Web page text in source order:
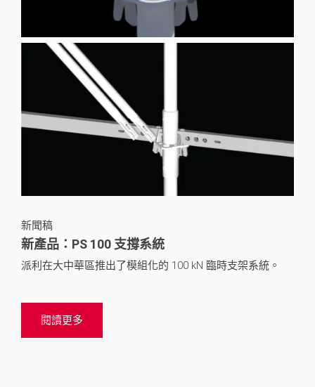
新聞稿
新產品：PS 100 支撐系統
派利在大中華區推出了模組化的 100 kN 臨時支架系統。
閱讀更多